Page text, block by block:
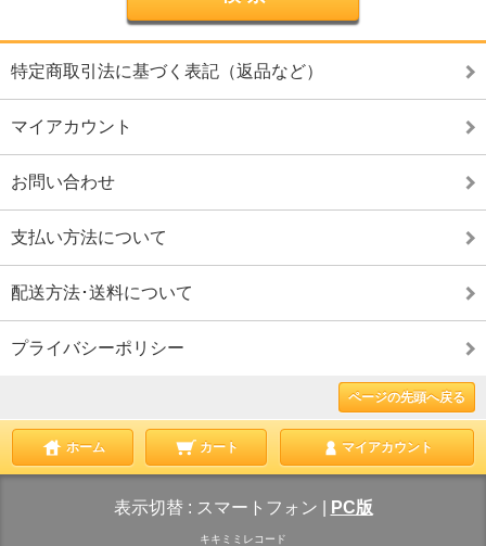
特定商取引法に基づく表記（返品など）
マイアカウント
お問い合わせ
支払い方法について
配送方法･送料について
プライバシーポリシー
ページの先頭へ戻る
ホーム カート マイアカウント
表示切替 : スマートフォン PC版
キキミミレコード